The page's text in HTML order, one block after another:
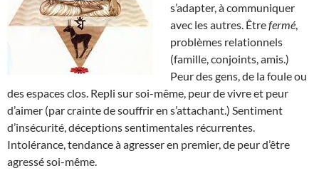
s’adapter, à communiquer
avec les autres. Êtrefermé,
problèmes relationnels
(famille, conjoints, amis.)
Peur des gens, de la foule ou
des espaces clos. Repli sur soi-même, peur de vivre et peur
d’aimer (par crainte de souffrir en s’attachant.) Sentiment
d’insécurité, déceptions sentimentales récurrentes.
Intolérance, tendance à agresser en premier, de peur d’être
agressé soi-même.